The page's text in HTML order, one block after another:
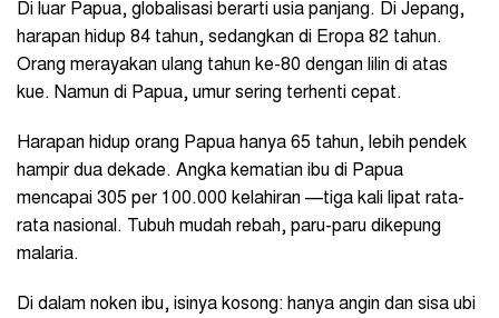
Di luar Papua, globalisasi berarti usia panjang. Di Jepang,
harapan hidup 84 tahun, sedangkan di Eropa 82 tahun.
Orang merayakan ulang tahun ke-80 dengan lilin di atas
kue. Namun di Papua, umur sering terhenti cepat.
Harapan hidup orang Papua hanya 65 tahun, lebih pendek
hampir dua dekade. Angka kematian ibu di Papua
mencapai 305 per 100.000 kelahiran —tiga kali lipat rata-
rata nasional. Tubuh mudah rebah, paru-paru dikepung
malaria.
Di dalam noken ibu, isinya kosong: hanya angin dan sisa ubi